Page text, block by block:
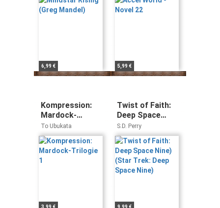
6,99 € 5,99 €
Kompression:
Mardock-
Trilogie 1
To Ubukata
3,99 €
Twist of Faith:
Deep Space
Nine) (Star Trek:
Deep Space
Nine)
S.D. Perry
9,99 €